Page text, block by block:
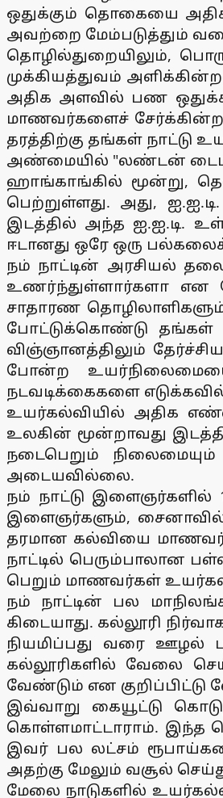
ஒதுக்கும் தொகையை
அவற்றை மேம்படுத்தும்
தொழில்துறையிலும்,
முக்கியத்துவம்
அதிக அளவில் பண
மாணவர்களைச்
தரத்திற்கு தங்கள் நாட்டு
அண்மையில் "லண்டன் டைம்ஸ்'
ஹாங்காங்கில் மூன்று,
பெற்றுள்ளது. அது,
இடத்தில் அந்த ஐ.ஐ.டி.
ஈடானது ஒரே ஒரு
நம் நாட்டின் அரசியல்
உணர்ந்துள்ளார்களா என
சாதாரண
போட்டுக்கொண்டு தங்கள்
விஞ்ஞானத்திலும்
போன்ற
நடவடிக்கைகளை
உயர்கல்வியில் அதிக
உலகின் மூன்றாவது
நடைபெறும்
அடையவில்லை.
நம் நாட்டு இளைஞர்களில்
இளைஞர்களும், சைனாவில்
தரமான கல்வியை
நாட்டில் பெரும்பாலான
பெறும் மாணவர்கள்
நம் நாட்டின் பல
கிடையாது. கல்லூரி
நியமிப்பது வரை ஊழல்
கல்லூரிகளில் வேலை
வேண்டும் என
இவ்வாறு கையூட்டு
கொள்ளமாட்டாராம். இந்த
இவர் பல லட்சம்
அதற்கு மேலும் வசூல்
மேலை நாடுகளில்